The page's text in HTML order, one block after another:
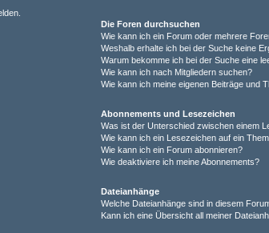
Die Foren durchsuchen
Wie kann ich ein Forum oder mehrere
Weshalb erhalte ich bei der Suche keine
Warum bekomme ich bei der Suche eine
Wie kann ich nach Mitgliedern suchen?
Wie kann ich meine eigenen Beiträge und
Abonnements und Lesezeichen
Was ist der Unterschied zwischen einem
Wie kann ich ein Lesezeichen auf ein
Wie kann ich ein Forum abonnieren?
Wie deaktiviere ich meine Abonnements?
Dateianhänge
Welche Dateianhänge sind in diesem
Kann ich eine Übersicht all meiner